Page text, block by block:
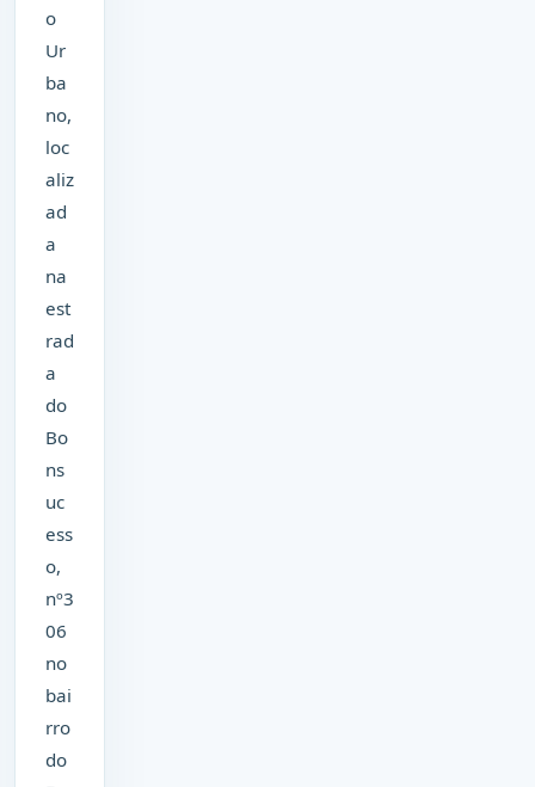
o
Ur
ba
no,
loc
aliz
ad
a
na
est
rad
a
do
Bo
ns
uc
ess
o,
nº3
06
no
bai
rro
do